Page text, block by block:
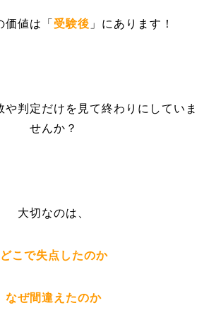
値は「 受験後 」にあります！
や判定だけを見て終わりにしていま
せんか？
大切なのは、
どこで失点したのか
なぜ間違えたのか